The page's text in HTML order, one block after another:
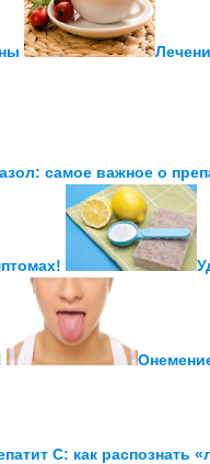
самое важное о
С: как распознать